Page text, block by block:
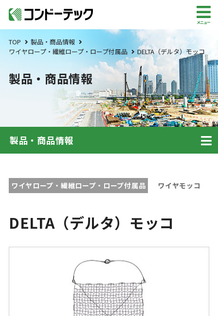
メニュー
TOP
製品・商品情報
ワイヤロープ・繊維ロープ・ロープ付属品
DELTA（デルタ）モッコ
製品・商品情報
製品・商品情報
ワイヤロープ・繊維ロープ・ロープ付属品 ワイヤモッコ
DELTA（デルタ）モッコ